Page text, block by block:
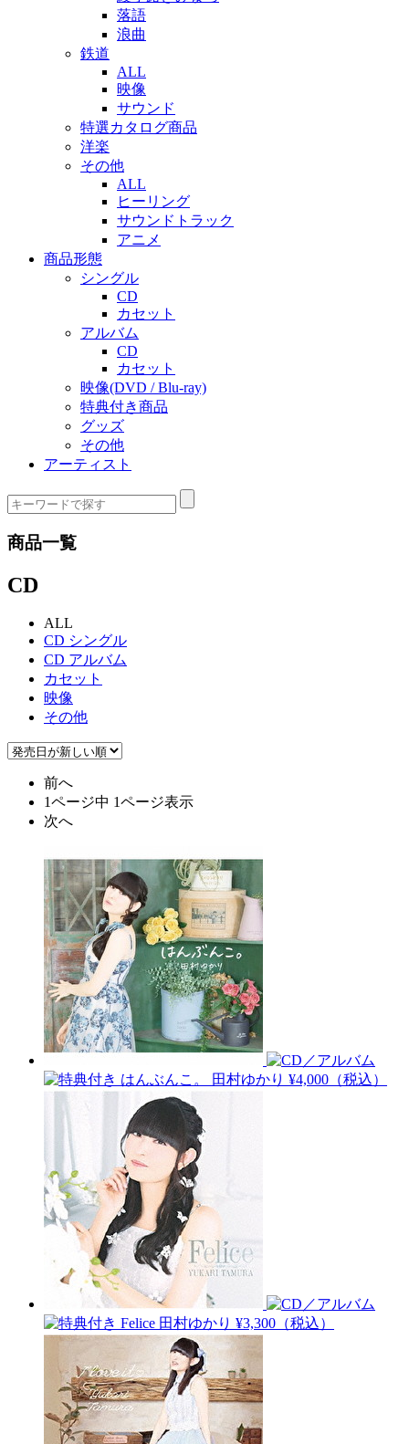
落語
浪曲
鉄道
ALL
映像
サウンド
特選カタログ商品
洋楽
その他
ALL
ヒーリング
サウンドトラック
アニメ
商品形態
シングル
CD
カセット
アルバム
CD
カセット
映像(DVD / Blu-ray)
特典付き商品
グッズ
その他
アーティスト
商品一覧
CD
ALL
CD シングル
CD アルバム
カセット
映像
その他
前へ
1ページ中 1ページ表示
次へ
はんぶんこ。 田村ゆかり ¥4,000（税込）
Felice 田村ゆかり ¥3,300（税込）